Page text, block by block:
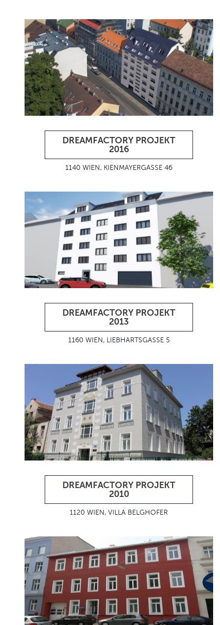
DREAMFACTORY PROJEKT
2016
1140 WIEN, KIENMAYERGASSE 46
DREAMFACTORY PROJEKT
2013
1160 WIEN, LIEBHARTSGASSE 5
DREAMFACTORY PROJEKT
2010
1120 WIEN, VILLA BELGHOFER